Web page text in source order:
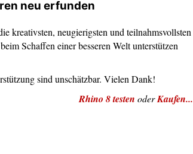
neu erfunden
kreativsten, neugierigsten und teilnahmsvollsten
Schaffen einer besseren Welt unterstützen
sind unschätzbar. Vielen Dank!
Rhino 8 testen oderKaufen...